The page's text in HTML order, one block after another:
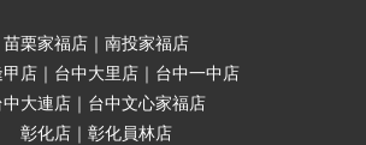
苗栗家福店｜南投家福店
甲店｜台中大里店｜台中一中店
中大連店｜台中文心家福店
彰化店｜彰化員林店